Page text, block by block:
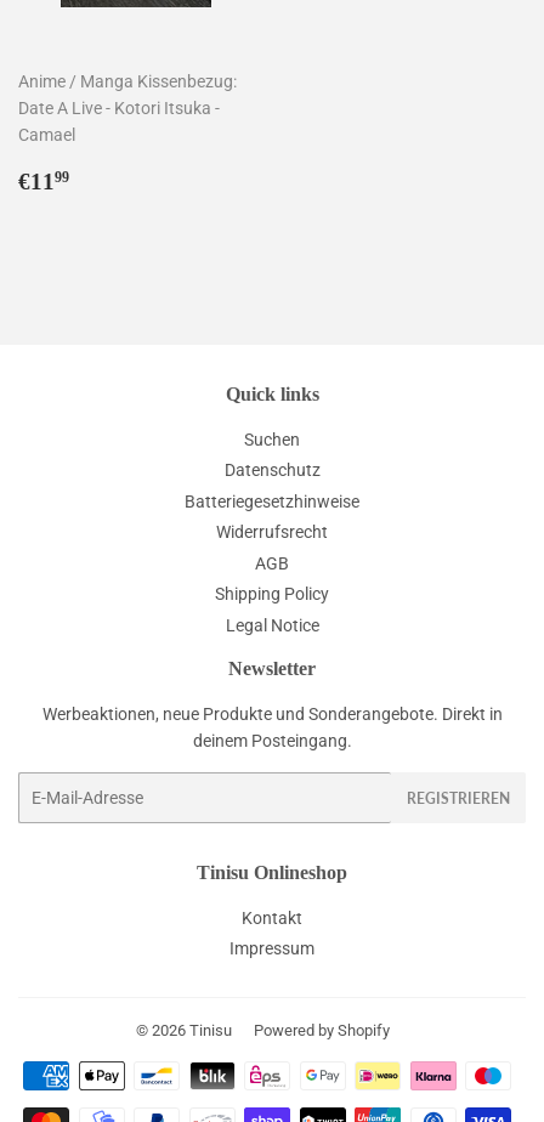
Anime / Manga Kissenbezug:
Date A Live - Kotori Itsuka -
Camael
Normaler
€11 99
Quick links
Suchen
Datenschutz
Batteriegesetzhinweise
Widerrufsrecht
AGB
Shipping Policy
Legal Notice
Newsletter
Werbeaktionen, neue Produkte und Sonderangebote. Direkt in
deinem Posteingang.
REGISTRIEREN
Tinisu Onlineshop
Kontakt
Impressum
© 2026 Tinisu Powered by Shopify
Zahlungsarten